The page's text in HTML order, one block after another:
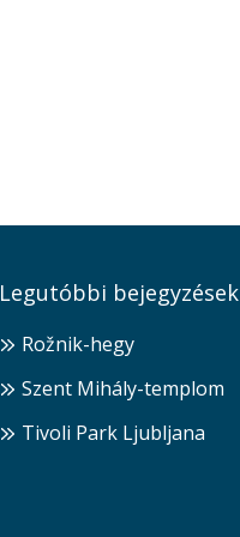
Legutóbbi bejegyzések
Rožnik-hegy
Szent Mihály-templom
Tivoli Park Ljubljana